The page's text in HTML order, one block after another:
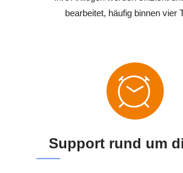
bearbeitet, häufig binnen vier
Support rund um